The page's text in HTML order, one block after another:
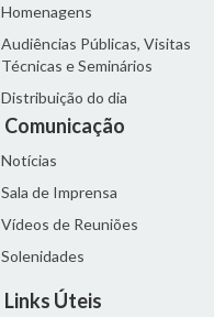
Homenagens
Audiências Públicas, Visitas
Técnicas e Seminários
Distribuição do dia
Comunicação
Notícias
Sala de Imprensa
Vídeos de Reuniões
Solenidades
Links Úteis